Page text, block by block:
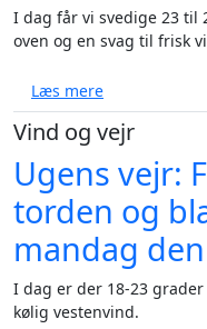
I dag får vi svedige 23 til
oven og en svag til frisk
Læs mereom Varme,
Vind og vejr
Ugens vejr:
torden og
mandag
I dag er der 18-23
kølig vestenvind.